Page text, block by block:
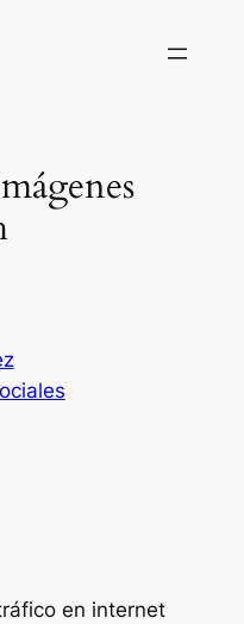
en internet